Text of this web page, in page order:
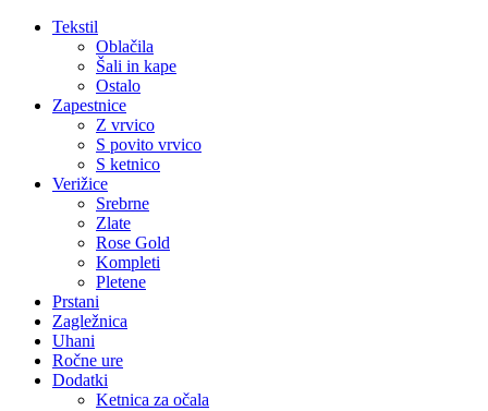
Tekstil
Oblačila
Šali in kape
Ostalo
Zapestnice
Z vrvico
S povito vrvico
S ketnico
Verižice
Srebrne
Zlate
Rose Gold
Kompleti
Pletene
Prstani
Zagležnica
Uhani
Ročne ure
Dodatki
Ketnica za očala